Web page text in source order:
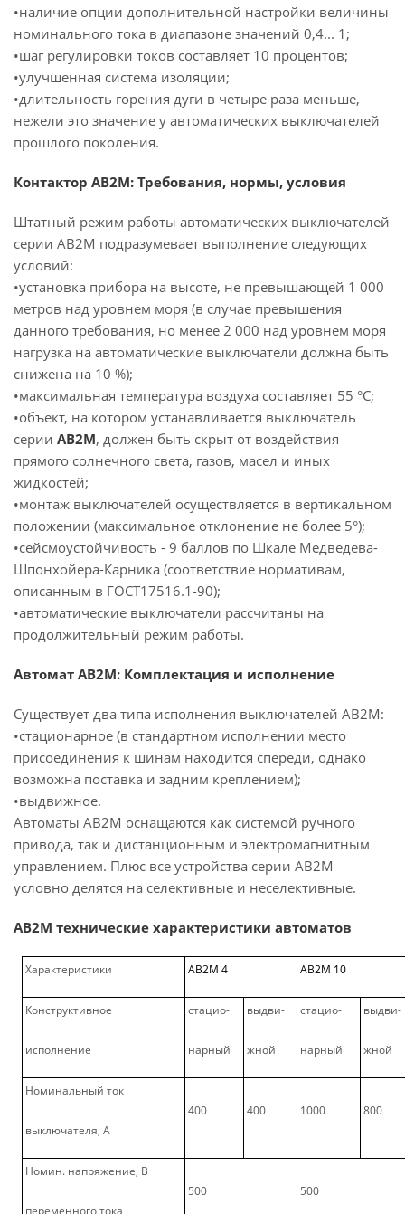
•наличие опции дополнительной настройки величины
номинального тока в диапазоне значений 0,4... 1;
•шаг регулировки токов составляет 10 процентов;
•улучшенная система изоляции;
•длительность горения дуги в четыре раза меньше,
нежели это значение у автоматических выключателей
прошлого поколения.
Контактор АВ2М: Требования, нормы, условия
Штатный режим работы автоматических выключателей
серии АВ2М подразумевает выполнение следующих
условий:
•установка прибора на высоте, не превышающей 1 000
метров над уровнем моря (в случае превышения
данного требования, но менее 2 000 над уровнем моря
нагрузка на автоматические выключатели должна быть
снижена на 10 %);
•максимальная температура воздуха составляет 55 °С;
•объект, на котором устанавливается выключатель
серии АВ2М, должен быть скрыт от воздействия
прямого солнечного света, газов, масел и иных
жидкостей;
•монтаж выключателей осуществляется в вертикальном
положении (максимальное отклонение не более 5°);
•сейсмоустойчивость - 9 баллов по Шкале Медведева-
Шпонхойера-Карника (соответствие нормативам,
описанным в ГОСТ17516.1-90);
•автоматические выключатели рассчитаны на
продолжительный режим работы.
Автомат АВ2М: Комплектация и исполнение
Существует два типа исполнения выключателей АВ2М:
•стационарное (в стандартном исполнении место
присоединения к шинам находится спереди, однако
возможна поставка и задним креплением);
•выдвижное.
Автоматы АВ2М оснащаются как системой ручного
привода, так и дистанционным и электромагнитным
управлением. Плюс все устройства серии АВ2М
условно делятся на селективные и неселективные.
АВ2М технические характеристики автоматов
Характеристики АВ2М 4 АВ2М 10
Конструктивное
исполнение
стацио-
нарный
выдви-
жной
стацио-
нарный
выдви-
жной
Номинальный ток
выключателя, А
400 400 1000 800
Номин. напряжение, В
переменного тока
500 500